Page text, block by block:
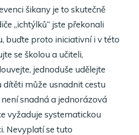
šikany je to skutečně
„ichtýlků“ jste překonali
buďte proto iniciativní i v této
se školou a učiteli,
jednoduše udělejte
dítěti může usnadnit cestu
snadná a jednorázová
vyžaduje systematickou
Nevyplatí se tuto